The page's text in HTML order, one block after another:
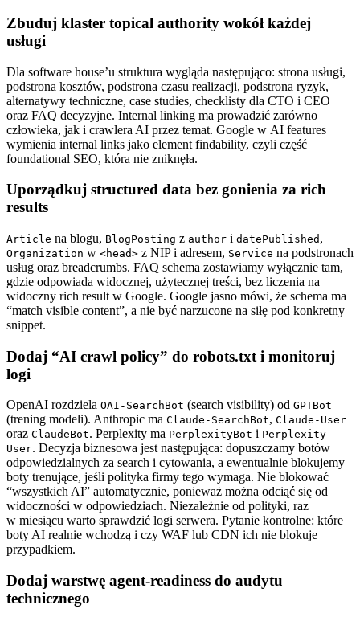
Zbuduj klaster topical authority wokół każdej
usługi
Dla software house’u struktura wygląda następująco: strona usługi,
podstrona kosztów, podstrona czasu realizacji, podstrona ryzyk,
alternatywy techniczne, case studies, checklisty dla CTO i CEO
oraz FAQ decyzyjne. Internal linking ma prowadzić zarówno
człowieka, jak i crawlera AI przez temat. Google w AI features
wymienia internal links jako element findability, czyli część
foundational SEO, która nie zniknęła.
Uporządkuj structured data bez gonienia za rich
results
Article na blogu, BlogPosting z author i datePublished ,
Organization w <head> z NIP i adresem, Service na podstronach
usług oraz breadcrumbs. FAQ schema zostawiamy wyłącznie tam,
gdzie odpowiada widocznej, użytecznej treści, bez liczenia na
widoczny rich result w Google. Google jasno mówi, że schema ma
“match visible content”, a nie być narzucone na siłę pod konkretny
snippet.
Dodaj “AI crawl policy” do robots.txt i monitoruj
logi
OpenAI rozdziela OAI-SearchBot (search visibility) od GPTBot
(trening modeli). Anthropic ma Claude-SearchBot, Claude-User
oraz ClaudeBot. Perplexity ma PerplexityBot i Perplexity-
User. Decyzja biznesowa jest następująca: dopuszczamy botów
odpowiedzialnych za search i cytowania, a ewentualnie blokujemy
boty trenujące, jeśli polityka firmy tego wymaga. Nie blokować
“wszystkich AI” automatycznie, ponieważ można odciąć się od
widoczności w odpowiedziach. Niezależnie od polityki, raz
w miesiącu warto sprawdzić logi serwera. Pytanie kontrolne: które
boty AI realnie wchodzą i czy WAF lub CDN ich nie blokuje
przypadkiem.
Dodaj warstwę agent-readiness do audytu
technicznego